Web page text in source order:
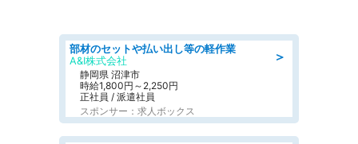
＞
部材のセットや払い出し等の軽作業
A&I株式会社
静岡県 沼津市
時給1,800円～2,250円
正社員 / 派遣社員
スポンサー：求人ボックス